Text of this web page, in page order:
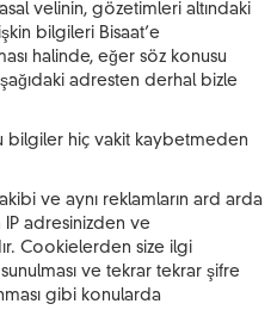
velinin, gözetimleri altındaki
bilgileri Bisaat’e
halinde, eğer söz konusu
adresten derhal bizle
bilgiler hiç vakit kaybetmeden
ve aynı reklamların ard arda
adresinizden ve
Cookielerden size ilgi
ve tekrar tekrar şifre
gibi konularda